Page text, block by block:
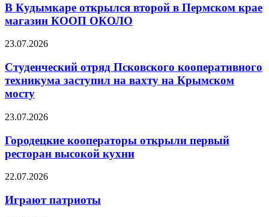
В Кудымкаре открылся второй в Пермском крае
магазин КООП ОКОЛО
23.07.2026
Студенческий отряд Псковского кооперативного
техникума заступил на вахту на Крымском
мосту
23.07.2026
Городецкие кооператоры открыли первый
ресторан высокой кухни
22.07.2026
Играют патриоты